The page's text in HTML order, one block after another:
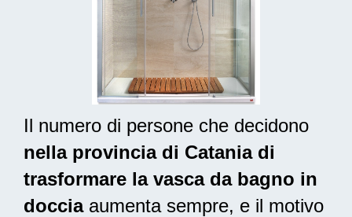
Il numero di persone che decidono
nella provincia di Catania di
trasformare la vasca da bagno in
docciaaumenta sempre, e il motivo